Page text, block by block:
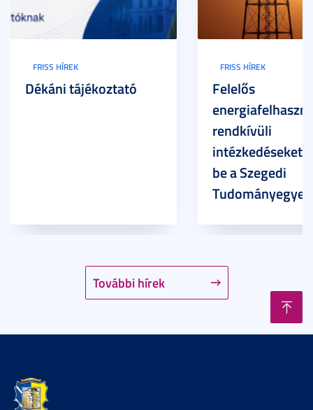
További hírek
FRISS HÍREK
Dékáni tájékoztató
FRISS HÍREK
Felelős
rendkívüli
intézkedéseket
be a Szegedi